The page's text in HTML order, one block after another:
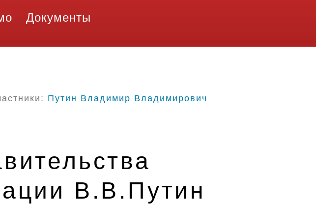
Документы
Путин Владимир Владимирович
В.В.Путин